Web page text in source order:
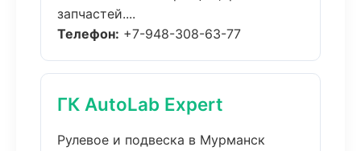
запчастей....
Телефон: +7-948-308-63-77
ГК AutoLab Expert
Рулевое и подвеска в Мурманск